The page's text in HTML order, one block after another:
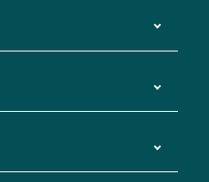
表
ケーションシステム
京・埼玉
て